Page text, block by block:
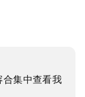
合集中查看我